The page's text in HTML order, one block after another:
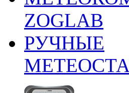
ZOGLAB
РУЧНЫЕ